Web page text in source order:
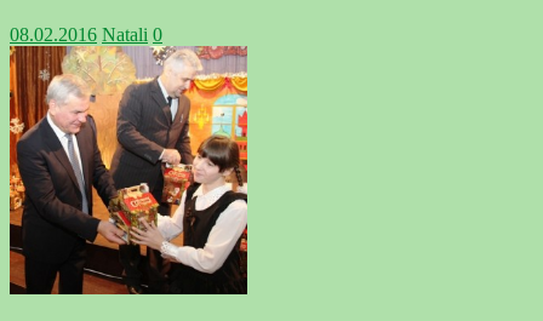
08.02.2016 Natali 0